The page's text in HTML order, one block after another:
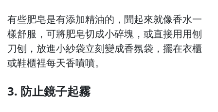
有些肥皂是有添加精油的，聞起來就像香水一
樣舒服，可將肥皂切成小碎塊，或直接用用刨
刀刨，放進小紗袋立刻變成香氛袋，擺在衣櫃
或鞋櫃裡每天香噴噴。
3. 防止鏡子起霧